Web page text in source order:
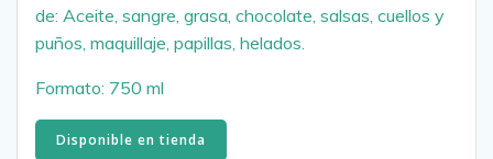
de: Aceite, sangre, grasa, chocolate, salsas, cuellos y
puños, maquillaje, papillas, helados.
Formato: 750 ml
Disponible en tienda